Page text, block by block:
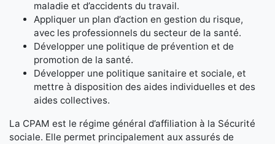
maladie et d’accidents du travail.
Appliquer un plan d’action en gestion du risque,
avec les professionnels du secteur de la santé.
Développer une politique de prévention et de
promotion de la santé.
Développer une politique sanitaire et sociale, et
mettre à disposition des aides individuelles et des
aides collectives.
La CPAM est le régime général d’affiliation à la Sécurité
sociale. Elle permet principalement aux assurés de